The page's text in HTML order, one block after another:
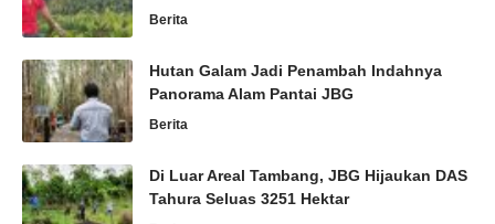
Berita
Hutan Galam Jadi Penambah Indahnya
Panorama Alam Pantai JBG
Berita
Di Luar Areal Tambang, JBG Hijaukan DAS
Tahura Seluas 3251 Hektar